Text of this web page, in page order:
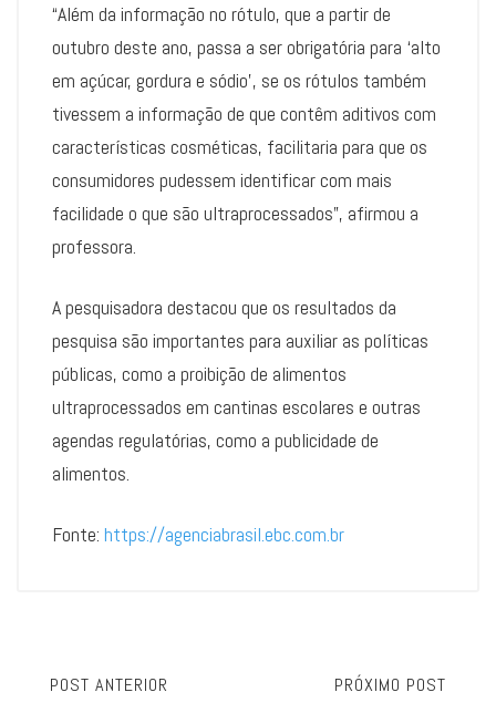
“Além da informação no rótulo, que a partir de
outubro deste ano, passa a ser obrigatória para ‘alto
em açúcar, gordura e sódio’, se os rótulos também
tivessem a informação de que contêm aditivos com
características cosméticas, facilitaria para que os
consumidores pudessem identificar com mais
facilidade o que são ultraprocessados”, afirmou a
professora.
A pesquisadora destacou que os resultados da
pesquisa são importantes para auxiliar as políticas
públicas, como a proibição de alimentos
ultraprocessados em cantinas escolares e outras
agendas regulatórias, como a publicidade de
alimentos.
Fonte: https://agenciabrasil.ebc.com.br
POST ANTERIOR PRÓXIMO POST